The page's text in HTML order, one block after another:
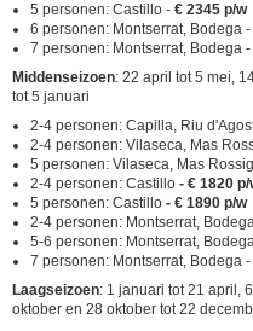
5 personen: Castillo - € 2345 p/w
6 personen: Montserrat, Bodega -
7 personen: Montserrat, Bodega -
Middenseizoen: 22 april tot 5 mei,
tot 5 januari
2-4 personen: Capilla, Riu
2-4 personen: Vilaseca, Mas
5 personen: Vilaseca, Mas
2-4 personen: Castillo - € 1820 p/
5 personen: Castillo - € 1890 p/w
2-4 personen: Montserrat,
5-6 personen: Montserrat,
7 personen: Montserrat, Bodega -
Laagseizoen: 1 januari tot 21 april,
oktober en 28 oktober tot 22